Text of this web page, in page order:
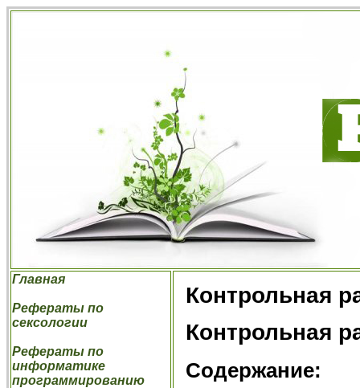
Главная
Рефераты по
сексологии
Рефераты по
информатике
программированию
Контрольная
Контрольная
Содержание: